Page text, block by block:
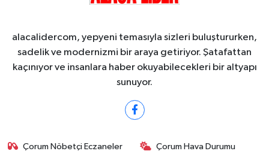
alacalidercom, yepyeni temasıyla sizleri buluştururken,
sadelik ve modernizmi bir araya getiriyor. Şatafattan
kaçınıyor ve insanlara haber okuyabilecekleri bir altyapı
sunuyor.
Çorum Nöbetçi Eczaneler Çorum Hava Durumu